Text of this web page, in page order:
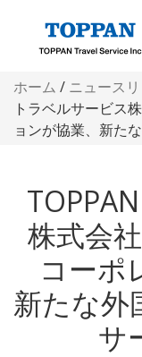
ホーム / ニュース
トラベルサービス
ョンが協業、新た
株式会
コーポ
新たな外
サ